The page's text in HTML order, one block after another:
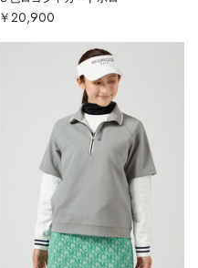
￥20,900